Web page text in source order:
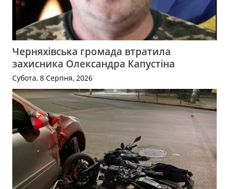
Черняхівська громада втратила
захисника Олександра Капустіна
Субота, 8 Серпня, 2026